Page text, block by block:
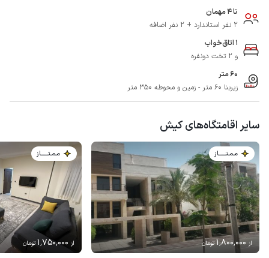
تا 4 مهمان
2 نفر استاندارد + 2 نفر اضافه
1 اتاق‌خواب
و 2 تخت دونفره
60 متر
زیربنا 60 متر - زمین و محوطه 350 متر
سایر اقامتگاه‌های کیش
مـمـتــــــاز
از 1٬800٬000تومان
مـمـتــــــاز
از 1٬750٬000تومان